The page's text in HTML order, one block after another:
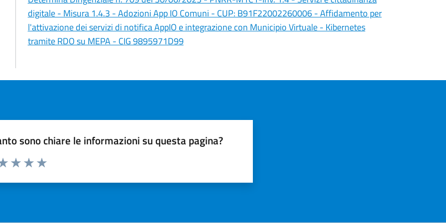
digitale - Misura 1.4.3 - Adozioni App IO Comuni - CUP: B91F22002260006 - Affidamento per
l'attivazione dei servizi di notifica AppIO e integrazione con Municipio Virtuale - Kibernetes
tramite RDO su MEPA - CIG 9895971D99
sono chiare le informazioni su questa pagina?
da 1 a 5 stelle la pagina